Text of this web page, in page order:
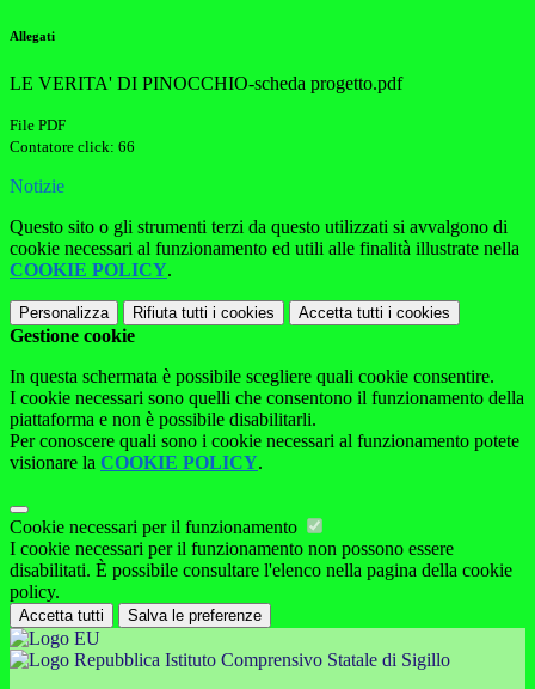
Allegati
LE VERITA' DI PINOCCHIO-scheda progetto.pdf
File PDF
Contatore click: 66
Notizie
Questo sito o gli strumenti terzi da questo utilizzati si avvalgono di
cookie necessari al funzionamento ed utili alle finalità illustrate nella
COOKIE POLICY.
Personalizza Rifiuta tutti i cookies Accetta tutti i cookies
Gestione cookie
In questa schermata è possibile scegliere quali cookie consentire.
I cookie necessari sono quelli che consentono il funzionamento della
piattaforma e non è possibile disabilitarli.
Per conoscere quali sono i cookie necessari al funzionamento potete
visionare la COOKIE POLICY.
Cookie necessari per il funzionamento
I cookie necessari per il funzionamento non possono essere
disabilitati. È possibile consultare l'elenco nella pagina della cookie
policy.
Accetta tutti Salva le preferenze
Istituto Comprensivo Statale di Sigillo